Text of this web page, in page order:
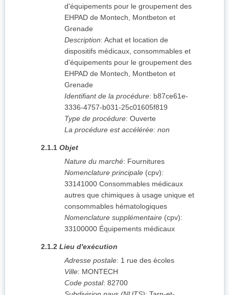
d'équipements pour le groupement des
EHPAD de Montech, Montbeton et
Grenade
Description: Achat et location de
dispositifs médicaux, consommables et
d'équipements pour le groupement des
EHPAD de Montech, Montbeton et
Grenade
Identifiant de la procédure: b87ce61e-
3336-4757-b031-25c01605f819
Type de procédure: Ouverte
La procédure est accélérée: non
2.1.1 Objet
Nature du marché: Fournitures
Nomenclature principale (cpv):
33141000 Consommables médicaux
autres que chimiques à usage unique et
consommables hématologiques
Nomenclature supplémentaire (cpv):
33100000 Équipements médicaux
2.1.2 Lieu d'exécution
Adresse postale: 1 rue des écoles
Ville: MONTECH
Code postal: 82700